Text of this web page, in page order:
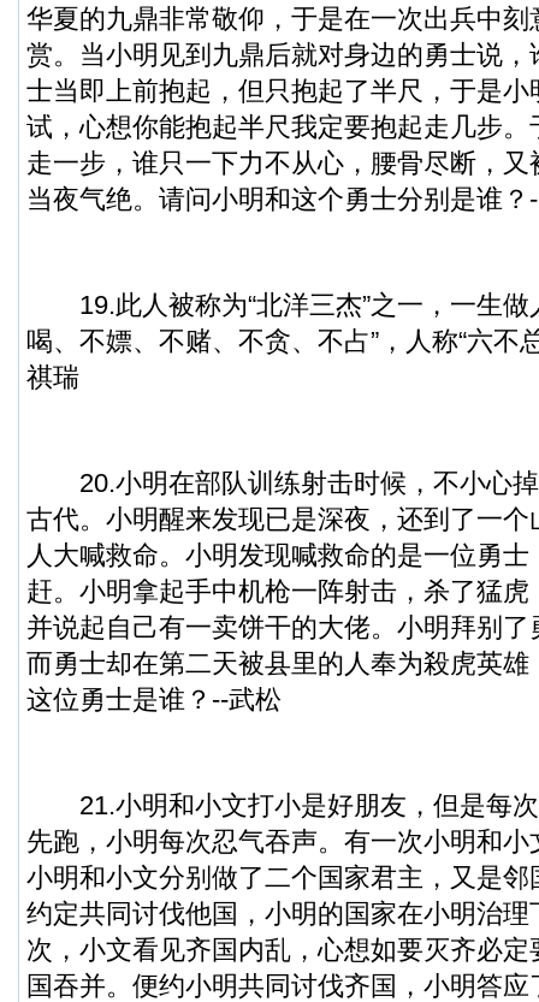
华夏的九鼎非常敬仰，于是在一次出兵中
赏。当小明见到九鼎后就对身边的勇士说
士当即上前抱起，但只抱起了半尺，于是
试，心想你能抱起半尺我定要抱起走几步
走一步，谁只一下力不从心，腰骨尽断，
当夜气绝。请问小明和这个勇士分别是谁？
19.此人被称为“北洋三杰”之一，一生做
喝、不嫖、不赌、不贪、不占”，人称“六不
祺瑞
20.小明在部队训练射击时候，不小心掉
古代。小明醒来发现已是深夜，还到了一
人大喊救命。小明发现喊救命的是一位勇
赶。小明拿起手中机枪一阵射击，杀了猛
并说起自己有一卖饼干的大佬。小明拜别
而勇士却在第二天被县里的人奉为殺虎英
这位勇士是谁？--武松
21.小明和小文打小是好朋友，但是每次
先跑，小明每次忍气吞声。有一次小明和
小明和小文分别做了二个国家君主，又是
约定共同讨伐他国，小明的国家在小明治
次，小文看见齐国内乱，心想如要灭齐必
国吞并。便约小明共同讨伐齐国，小明答